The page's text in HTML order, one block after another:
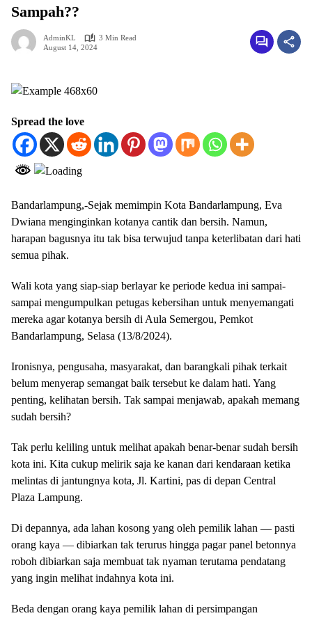
Sampah??
AdminKL
3 Min Read
August 14, 2024
Spread the love
Bandarlampung,-Sejak memimpin Kota Bandarlampung, Eva
Dwiana menginginkan kotanya cantik dan bersih. Namun,
harapan bagusnya itu tak bisa terwujud tanpa keterlibatan dari hati
semua pihak.
Wali kota yang siap-siap berlayar ke periode kedua ini sampai-
sampai mengumpulkan petugas kebersihan untuk menyemangati
mereka agar kotanya bersih di Aula Semergou, Pemkot
Bandarlampung, Selasa (13/8/2024).
Ironisnya, pengusaha, masyarakat, dan barangkali pihak terkait
belum menyerap semangat baik tersebut ke dalam hati. Yang
penting, kelihatan bersih. Tak sampai menjawab, apakah memang
sudah bersih?
Tak perlu keliling untuk melihat apakah benar-benar sudah bersih
kota ini. Kita cukup melirik saja ke kanan dari kendaraan ketika
melintas di jantungnya kota, Jl. Kartini, pas di depan Central
Plaza Lampung.
Di depannya, ada lahan kosong yang oleh pemilik lahan — pasti
orang kaya — dibiarkan tak terurus hingga pagar panel betonnya
roboh dibiarkan saja membuat tak nyaman terutama pendatang
yang ingin melihat indahnya kota ini.
Beda dengan orang kaya pemilik lahan di persimpangan